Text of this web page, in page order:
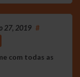
27, 2019 #
com todas as